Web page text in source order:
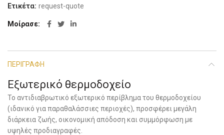
Ετικέτα: request-quote
Μοίρασε
ΠΕΡΙΓΡΑΦΉ
Εξωτερικό θερμοδοχείο
Το αντιδιαβρωτικό εξωτερικό περίβλημα του θερμοδοχείου
(ιδανικό για παραθαλάσσιες περιοχές), προσφέρει μεγάλη
διάρκεια ζωής, οικονομική απόδοση και συμμόρφωση με
υψηλές προδιαγραφές.